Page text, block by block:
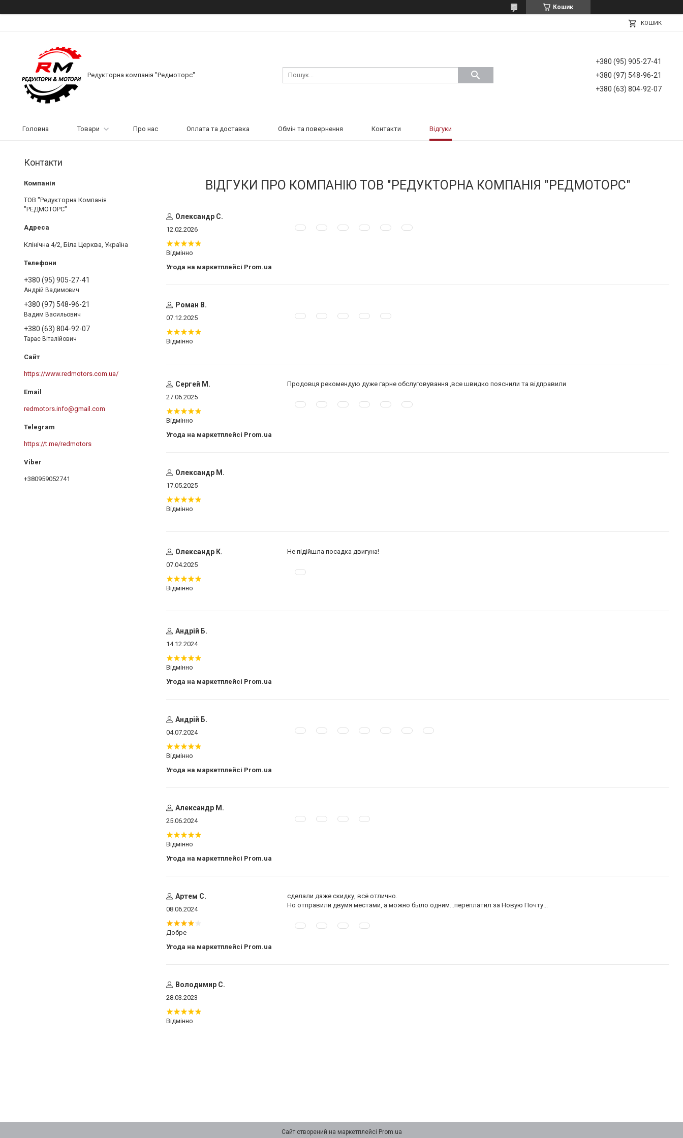
Кошик
КОШИК
Редукторна компанія "Редмоторс"
+380 (95) 905-27-41
+380 (97) 548-96-21
+380 (63) 804-92-07
Головна Товари Про нас Оплата та доставка Обмін та повернення Контакти Відгуки
ВІДГУКИ ПРО КОМПАНІЮ ТОВ "РЕДУКТОРНА КОМПАНІЯ "РЕДМОТОРС"
Олександр С.
12.02.2026
Відмінно
Угода на маркетплейсі Prom.ua
Роман В.
07.12.2025
Відмінно
Сергей М.
27.06.2025
Відмінно
Угода на маркетплейсі Prom.ua
Продовця рекомендую дуже гарне обслуговування ,все швидко пояснили та відправили
Олександр М.
17.05.2025
Відмінно
Олександр К.
07.04.2025
Відмінно
Не підійшла посадка двигуна!
Андрій Б.
14.12.2024
Відмінно
Угода на маркетплейсі Prom.ua
Андрій Б.
04.07.2024
Відмінно
Угода на маркетплейсі Prom.ua
Александр М.
25.06.2024
Відмінно
Угода на маркетплейсі Prom.ua
Артем С.
08.06.2024
Добре
Угода на маркетплейсі Prom.ua
сделали даже скидку, всё отлично.
Но отправили двумя местами, а можно было одним...переплатил за Новую Почту...
Володимир С.
28.03.2023
Відмінно
Контакти
ТОВ "Редукторна Компанія
"РЕДМОТОРС"
Клінічна 4/2, Біла Церква, Україна
+380 (95) 905-27-41
Андрій Вадимович
+380 (97) 548-96-21
Вадим Васильович
+380 (63) 804-92-07
Тарас Віталійович
https://www.redmotors.com.ua/
redmotors.info@gmail.com
https://t.me/redmotors
+380959052741
Сайт створений на маркетплейсі Prom.ua